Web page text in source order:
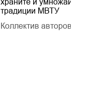
храните и умножайте
традиции МВТУ
Коллектив авторов